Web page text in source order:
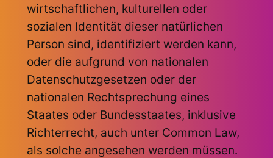
wirtschaftlichen, kulturellen oder
sozialen Identität dieser natürlichen
Person sind, identifiziert werden kann,
oder die aufgrund von nationalen
Datenschutzgesetzen oder der
nationalen Rechtsprechung eines
Staates oder Bundesstaates, inklusive
Richterrecht, auch unter Common Law,
als solche angesehen werden müssen.